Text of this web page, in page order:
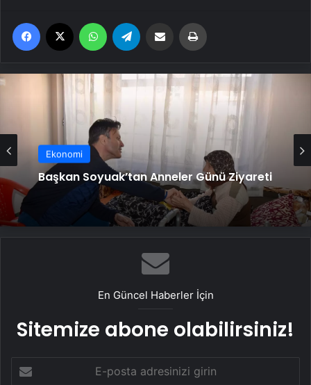
Facebook WhatsApp Email'den paylaş
Ekonomi
Başkan Soyuak’tan Anneler Günü Ziyareti
Ekonomi
Beş Minare Film Festivali Bitlis’te Başladı
En Güncel Haberler İçin
Sitemize abone olabilirsiniz!
posta